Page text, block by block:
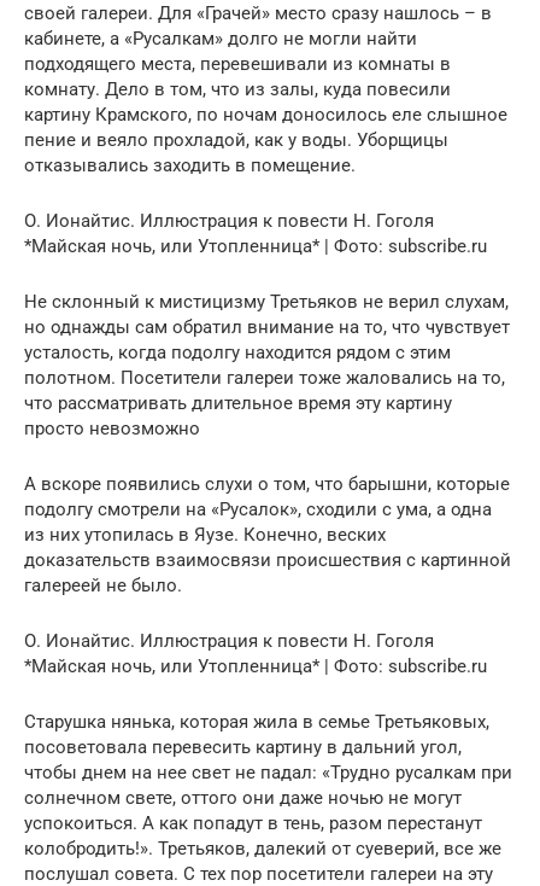
своей галереи. Для «Грачей» место сразу нашлось – в
кабинете, а «Русалкам» долго не могли найти
подходящего места, перевешивали из комнаты в
комнату. Дело в том, что из залы, куда повесили
картину Крамского, по ночам доносилось еле слышное
пение и веяло прохладой, как у воды. Уборщицы
отказывались заходить в помещение.
О. Ионайтис. Иллюстрация к повести Н. Гоголя
*Майская ночь, или Утопленница* | Фото: subscribe.ru
Не склонный к мистицизму Третьяков не верил слухам,
но однажды сам обратил внимание на то, что чувствует
усталость, когда подолгу находится рядом с этим
полотном. Посетители галереи тоже жаловались на то,
что рассматривать длительное время эту картину
просто невозможно
А вскоре появились слухи о том, что барышни, которые
подолгу смотрели на «Русалок», сходили с ума, а одна
из них утопилась в Яузе. Конечно, веских
доказательств взаимосвязи происшествия с картинной
галереей не было.
О. Ионайтис. Иллюстрация к повести Н. Гоголя
*Майская ночь, или Утопленница* | Фото: subscribe.ru
Старушка нянька, которая жила в семье Третьяковых,
посоветовала перевесить картину в дальний угол,
чтобы днем на нее свет не падал: «Трудно русалкам при
солнечном свете, оттого они даже ночью не могут
успокоиться. А как попадут в тень, разом перестанут
колобродить!». Третьяков, далекий от суеверий, все же
послушал совета. С тех пор посетители галереи на эту